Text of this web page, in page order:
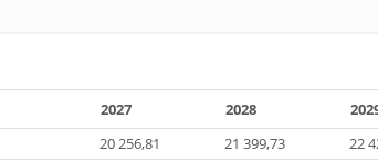
2027 2028
20 256,81 21 399,73 22